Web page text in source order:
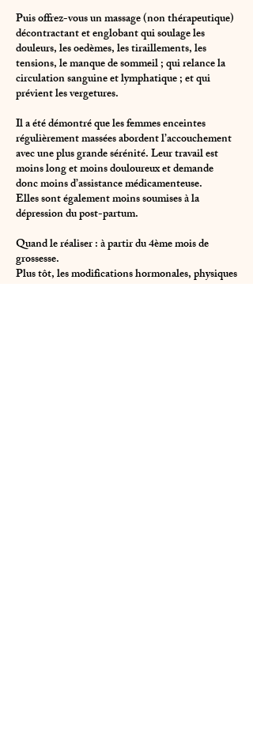
Puis offrez-vous un massage (non thérapeutique)
décontractant et englobant qui soulage les
douleurs, les oedèmes, les tiraillements, les
tensions, le manque de sommeil ; qui relance la
circulation sanguine et lymphatique ; et qui
prévient les vergetures.
Il a été démontré que les femmes enceintes
régulièrement massées abordent l’accouchement
avec une plus grande sérénité. Leur travail est
moins long et moins douloureux et demande
donc moins d’assistance médicamenteuse.
Elles sont également moins soumises à la
dépression du post-partum.
Quand le réaliser : à partir du 4ème mois de
grossesse.
Plus tôt, les modifications hormonales, physiques